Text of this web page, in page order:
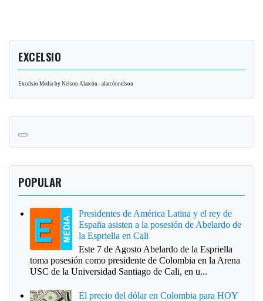
EXCELSIO
Excelsio Media by Nelson Alarcón - alarcónnelson
POPULAR
Presidentes de América Latina y el rey de
España asisten a la posesión de Abelardo de
la Espriella en Cali
Este 7 de Agosto Abelardo de la Espriella
toma posesión como presidente de Colombia en la Arena
USC de la Universidad Santiago de Cali, en u...
El precio del dólar en Colombia para HOY